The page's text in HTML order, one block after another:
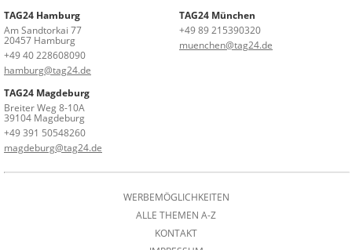
TAG24 Hamburg
Am Sandtorkai 77
20457 Hamburg
+49 40 228608090
hamburg@tag24.de
TAG24 München
+49 89 215390320
muenchen@tag24.de
TAG24 Magdeburg
Breiter Weg 8-10A
39104 Magdeburg
+49 391 50548260
magdeburg@tag24.de
WERBEMÖGLICHKEITEN
ALLE THEMEN A-Z
KONTAKT